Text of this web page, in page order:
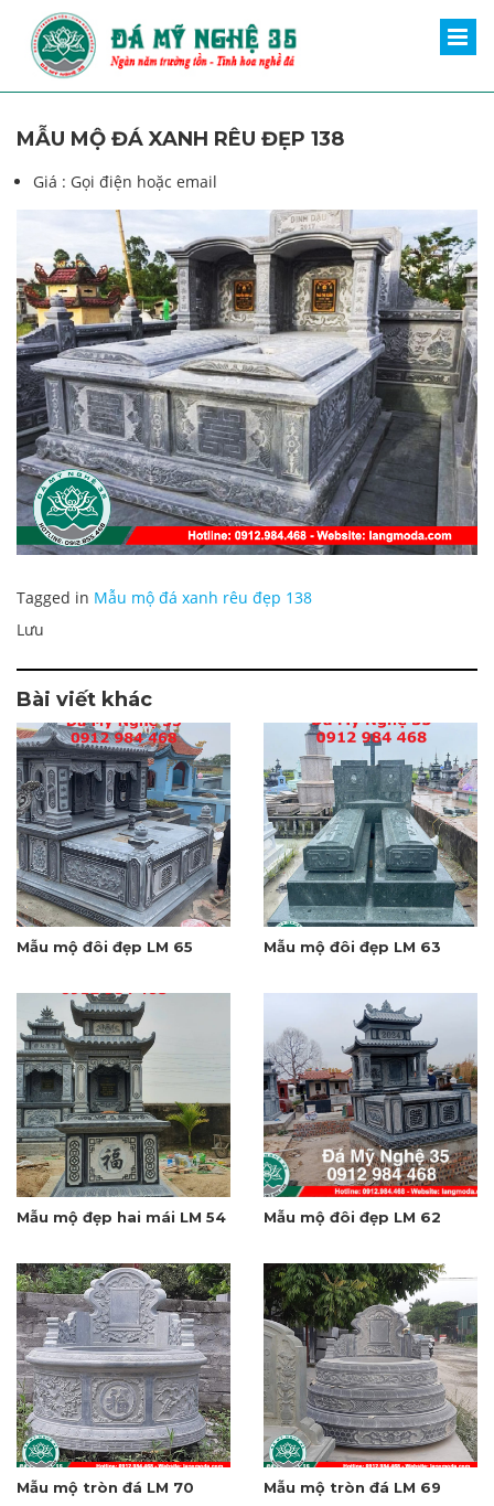
MẪU MỘ ĐÁ XANH RÊU ĐẸP 138
Giá : Gọi điện hoặc email
Tagged in Mẫu mộ đá xanh rêu đẹp 138
Lưu
Bài viết khác
Mẫu mộ đôi đẹp LM 65 Mẫu mộ đôi đẹp LM 63
Mẫu mộ đẹp hai mái LM 54 Mẫu mộ đôi đẹp LM 62
Mẫu mộ tròn đá LM 70 Mẫu mộ tròn đá LM 69